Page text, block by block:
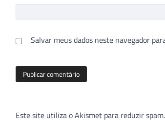
Salvar meus dados neste navegador
Este site utiliza o Akismet para reduzir spam.